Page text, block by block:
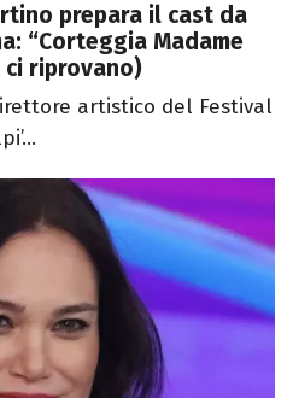
prepara il cast da
“Corteggia Madame
ci riprovano)
artistico del Festival